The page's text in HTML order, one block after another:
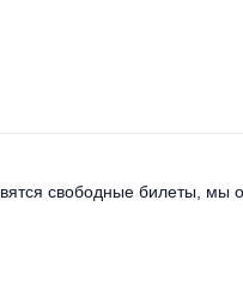
свободные билеты, мы